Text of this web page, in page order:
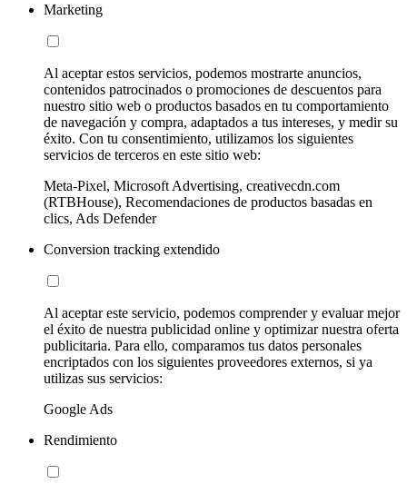
Marketing
Al aceptar estos servicios, podemos mostrarte anuncios,
contenidos patrocinados o promociones de descuentos para
nuestro sitio web o productos basados en tu comportamiento
de navegación y compra, adaptados a tus intereses, y medir su
éxito. Con tu consentimiento, utilizamos los siguientes
servicios de terceros en este sitio web:
Meta-Pixel, Microsoft Advertising, creativecdn.com
(RTBHouse), Recomendaciones de productos basadas en
clics, Ads Defender
Conversion tracking extendido
Al aceptar este servicio, podemos comprender y evaluar mejor
el éxito de nuestra publicidad online y optimizar nuestra oferta
publicitaria. Para ello, comparamos tus datos personales
encriptados con los siguientes proveedores externos, si ya
utilizas sus servicios:
Google Ads
Rendimiento